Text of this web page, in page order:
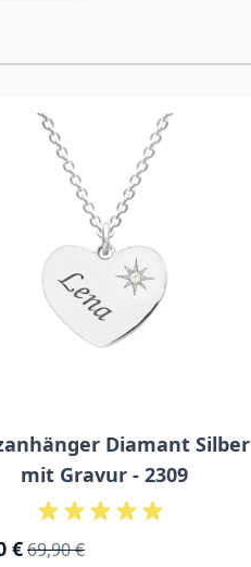
Diamant Silber
mit Gravur - 2309
Price
€ Regular Price
69,90 €